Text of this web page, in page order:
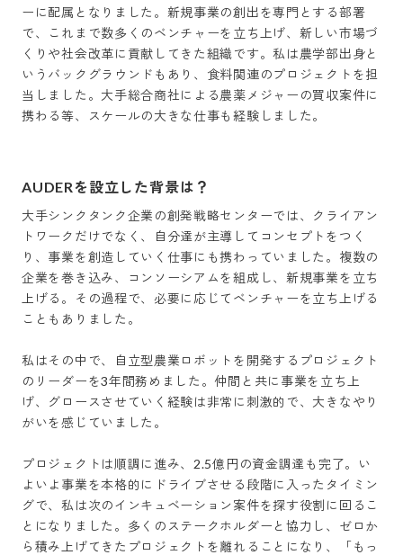
ーに配属となりました。新規事業の創出を専門とする部署
で、これまで数多くのベンチャーを立ち上げ、新しい市場づ
くりや社会改革に貢献してきた組織です。私は農学部出身と
いうバックグラウンドもあり、食料関連のプロジェクトを担
当しました。大手総合商社による農薬メジャーの買収案件に
AUDERを設立した背景は？
大手シンクタンク企業の創発戦略センターでは、クライアン
トワークだけでなく、自分達が主導してコンセプトをつく
り、事業を創造していく仕事にも携わっていました。複数の
企業を巻き込み、コンソーシアムを組成し、新規事業を立ち
上げる。その過程で、必要に応じてベンチャーを立ち上げる
こともありました。
私はその中で、自立型農業ロボットを開発するプロジェクト
のリーダーを3年間務めました。仲間と共に事業を立ち上
げ、グロースさせていく経験は非常に刺激的で、大きなやり
がいを感じていました。
プロジェクトは順調に進み、2.5億円の資金調達も完了。い
よいよ事業を本格的にドライブさせる段階に入ったタイミン
グで、私は次のインキュベーション案件を探す役割に回るこ
とになりました。多くのステークホルダーと協力し、ゼロか
ら積み上げてきたプロジェクトを離れることになり、「もっ